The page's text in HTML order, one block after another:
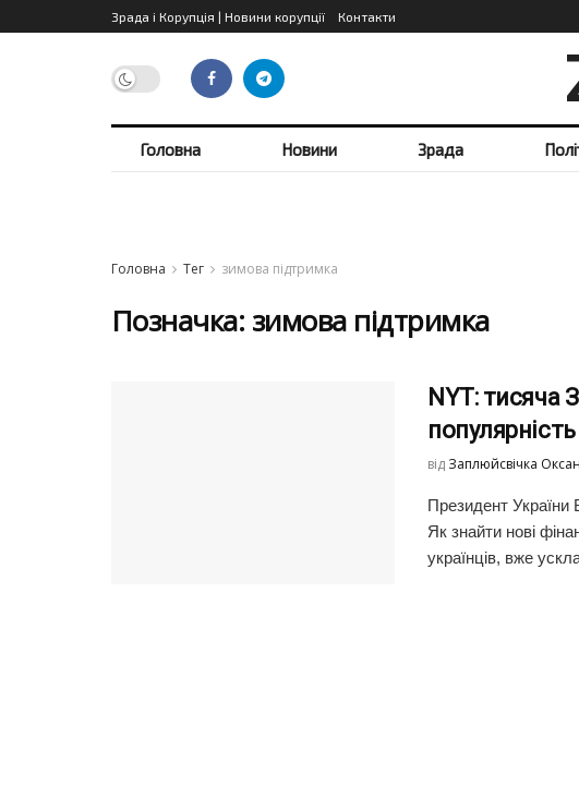
Зрада і Корупція | Новини корупції Контакти
Головна Новини Зрада
Головна Тег зимова підтримка
Позначка: зимова підтримка
NYT: тисяча
від Заплюйсвічка
Президент України
Як знайти нові
українців, вже